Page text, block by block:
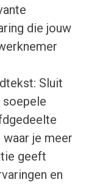
die jouw
Sluit
soepele
je meer
geeft
en